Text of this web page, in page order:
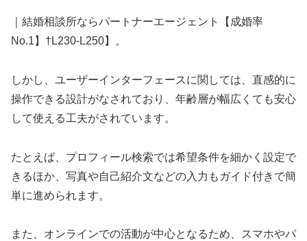
｜結婚相談所ならパートナーエージェント【成婚率
No.1】†L230-L250】。
しかし、ユーザーインターフェースに関しては、直感的に
操作できる設計がなされており、年齢層が幅広くても安心
して使える工夫がされています。
たとえば、プロフィール検索では希望条件を細かく設定で
きるほか、写真や自己紹介文などの入力もガイド付きで簡
単に進められます。
また、オンラインでの活動が中心となるため、スマホやパ